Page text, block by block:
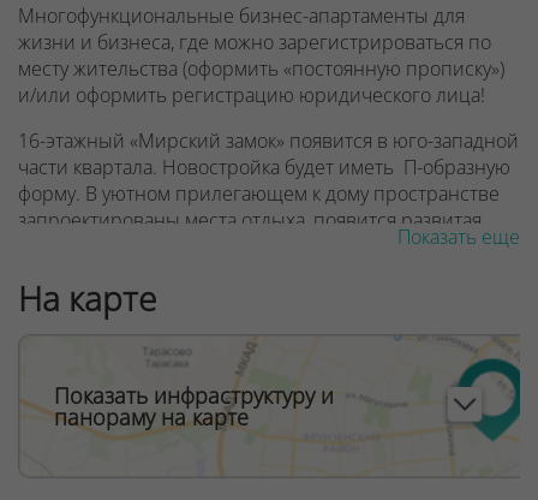
Многофункциональные бизнес-апартаменты для
жизни и бизнеса, где можно зарегистрироваться по
месту жительства (оформить «постоянную прописку»)
и/или оформить регистрацию юридического лица!
16-этажный «Мирский замок» появится в юго-западной
части квартала. Новостройка будет иметь П-образную
форму. В уютном прилегающем к дому пространстве
запроектированы места отдыха, появится развитая
инфраструктура встроенных коммерческих
Этаж -1 (частично подземный). Здесь будут входные
группы многофункциональных бизнес-апартаментов и
общественных помещений, помещения для
коммерции, а также нижний уровень гаража стоянки.
На 1 этаже коммерческие помещения с отдельными
входами и верхний уровень гаража-стоянки. На 2-м —
Показать еще
На карте
Показать инфраструктуру и
панораму на карте